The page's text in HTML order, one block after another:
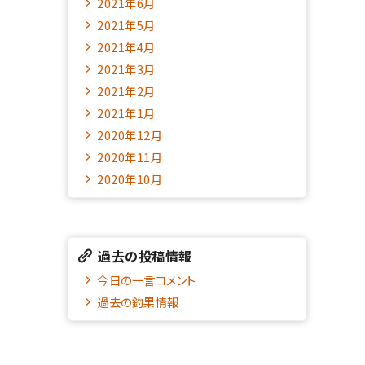
2021年5月
2021年4月
2021年3月
2021年2月
2021年1月
2020年12月
2020年11月
2020年10月
過去の投稿情報
今日の一言コメント
過去の釣果情報